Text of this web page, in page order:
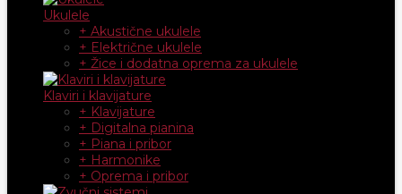
Ukulele
+ Akustične ukulele
+ Električne ukulele
+ Žice i dodatna oprema za ukulele
Klaviri i klavijature
+ Klavijature
+ Digitalna pianina
+ Piana i pribor
+ Harmonike
+ Oprema i pribor